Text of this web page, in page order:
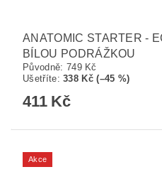
ANATOMIC STARTER -
BÍLOU PODRÁŽKOU
Původně: 749 Kč
Ušetříte:338 Kč (–45 %)
411 Kč
Akce